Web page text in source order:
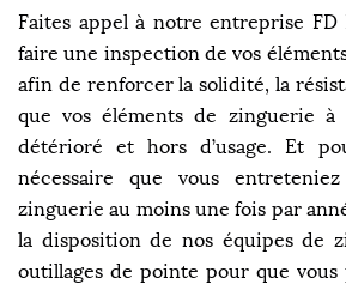
Faites appel à notre entreprise FD
faire une inspection de vos
afin de renforcer la solidité, la
que vos éléments de zinguerie à
détérioré et hors d’usage. Et
nécessaire que vous
zinguerie au moins une fois par
la disposition de nos équipes de
outillages de pointe pour que